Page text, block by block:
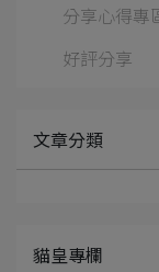
分享心得專
好評分享
文章分類
貓皇專欄